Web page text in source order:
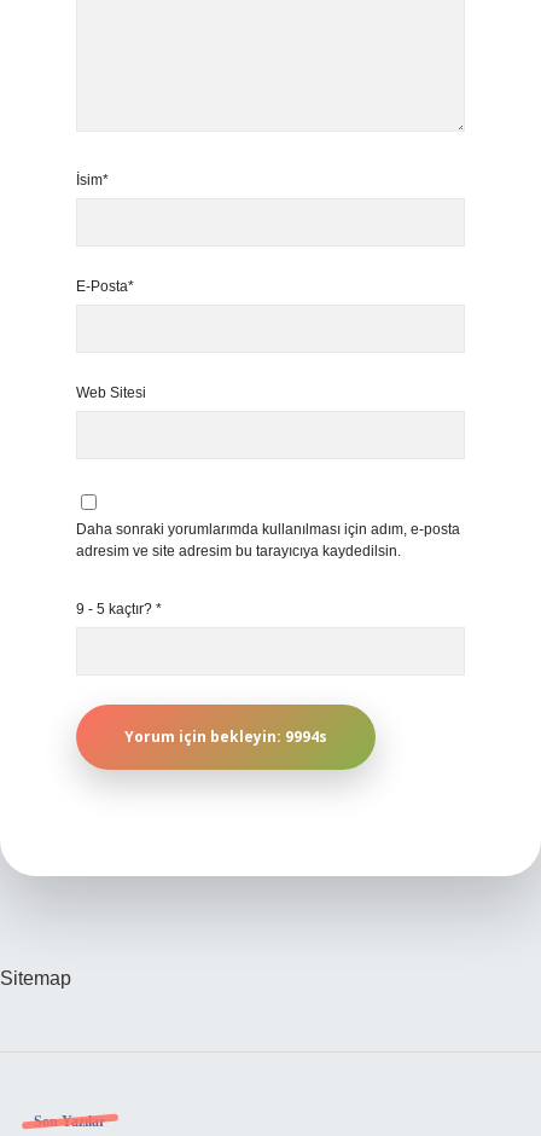
İsim*
E-Posta*
Web Sitesi
Daha sonraki yorumlarımda kullanılması için adım, e-posta
adresim ve site adresim bu tarayıcıya kaydedilsin.
9 - 5 kaçtır? *
Sitemap
Son Yazılar